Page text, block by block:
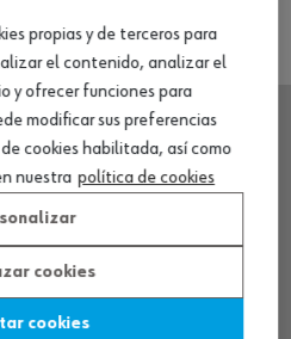
propias y de terceros para
el contenido, analizar el
y ofrecer funciones para
modificar sus preferencias
cookies habilitada, así como
nuestra política de cookies
cookies
cookies